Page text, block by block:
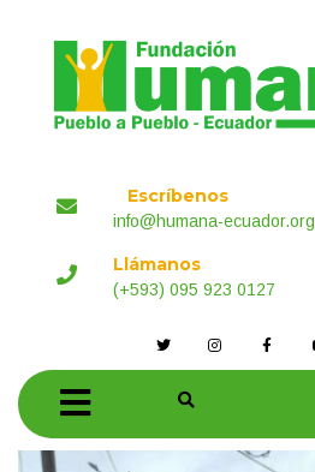
Escríbenos
info@humana-ecuador.org
Llámanos
(+593) 095 923 0127